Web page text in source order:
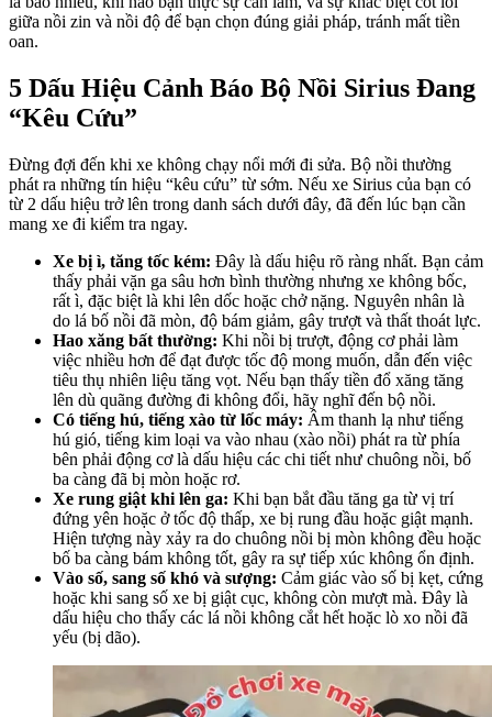
giữa nồi zin và nồi độ để bạn chọn đúng giải pháp, tránh mất tiền
oan.
5 Dấu Hiệu Cảnh Báo Bộ Nồi Sirius Đang
“Kêu Cứu”
Đừng đợi đến khi xe không chạy nổi mới đi sửa. Bộ nồi thường
phát ra những tín hiệu “kêu cứu” từ sớm. Nếu xe Sirius của bạn có
từ 2 dấu hiệu trở lên trong danh sách dưới đây, đã đến lúc bạn cần
mang xe đi kiểm tra ngay.
Xe bị ì, tăng tốc kém: Đây là dấu hiệu rõ ràng nhất. Bạn cảm
thấy phải vặn ga sâu hơn bình thường nhưng xe không bốc,
rất ì, đặc biệt là khi lên dốc hoặc chở nặng. Nguyên nhân là
do lá bố nồi đã mòn, độ bám giảm, gây trượt và thất thoát lực.
Hao xăng bất thường: Khi nồi bị trượt, động cơ phải làm
việc nhiều hơn để đạt được tốc độ mong muốn, dẫn đến việc
tiêu thụ nhiên liệu tăng vọt. Nếu bạn thấy tiền đổ xăng tăng
lên dù quãng đường đi không đổi, hãy nghĩ đến bộ nồi.
Có tiếng hú, tiếng xào từ lốc máy: Âm thanh lạ như tiếng
hú gió, tiếng kim loại va vào nhau (xào nồi) phát ra từ phía
bên phải động cơ là dấu hiệu các chi tiết như chuông nồi, bố
ba càng đã bị mòn hoặc rơ.
Xe rung giật khi lên ga: Khi bạn bắt đầu tăng ga từ vị trí
đứng yên hoặc ở tốc độ thấp, xe bị rung đầu hoặc giật mạnh.
Hiện tượng này xảy ra do chuông nồi bị mòn không đều hoặc
bố ba càng bám không tốt, gây ra sự tiếp xúc không ổn định.
Vào số, sang số khó và sượng: Cảm giác vào số bị kẹt, cứng
hoặc khi sang số xe bị giật cục, không còn mượt mà. Đây là
dấu hiệu cho thấy các lá nồi không cắt hết hoặc lò xo nồi đã
yếu (bị dão).